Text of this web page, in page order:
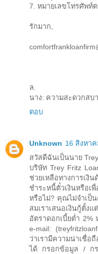
7. หมายเลขโทรศัพท์ต
รักมาก,
ล.
นาง: ความสะดวกสบ
ตอบ
Unknown 16 สิงหาค
สวัสดีฉันเป็นนาย
บริษัท Trey Fritz
ช่วยเหลือทางการเงิน
ชำระหนี้ตั๋วเงินหรือ
หรือไม่? คุณไม่จำเป็
สมเราเสนอเงินกู้ตั้ง
อัตราดอกเบี้ยต่ำ 2%
e-mail:
ว่าเรามีความน่าเชื่อ
ได้ กรอกข้อมูล / กร